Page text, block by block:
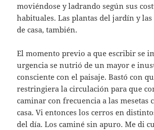
moviéndose y ladrando según sus
habituales. Las plantas del jardín y
de casa, también.
El momento previo a que escribir se
urgencia se nutrió de un mayor e
consciente con el paisaje. Bastó con
restringiera la circulación para que
caminar con frecuencia a las mesetas
casa. Vi entonces los cerros en
del día. Los caminé sin apuro. Me di